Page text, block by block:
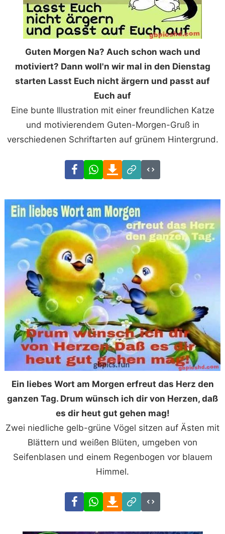
Guten Morgen Na? Auch schon wach und
motiviert? Dann woll'n wir mal in den Dienstag
starten Lasst Euch nicht ärgern und passt auf
Euch auf
Eine bunte Illustration mit einer freundlichen Katze
und motivierendem Guten-Morgen-Gruß in
verschiedenen Schriftarten auf grünem Hintergrund.
FacebookWhatsAppDownload
Link
Code
Ein liebes Wort am Morgen erfreut das Herz den
ganzen Tag. Drum wünsch ich dir von Herzen, daß
es dir heut gut gehen mag!
Zwei niedliche gelb-grüne Vögel sitzen auf Ästen mit
Blättern und weißen Blüten, umgeben von
Seifenblasen und einem Regenbogen vor blauem
Himmel.
FacebookWhatsAppDownload
Link
Code